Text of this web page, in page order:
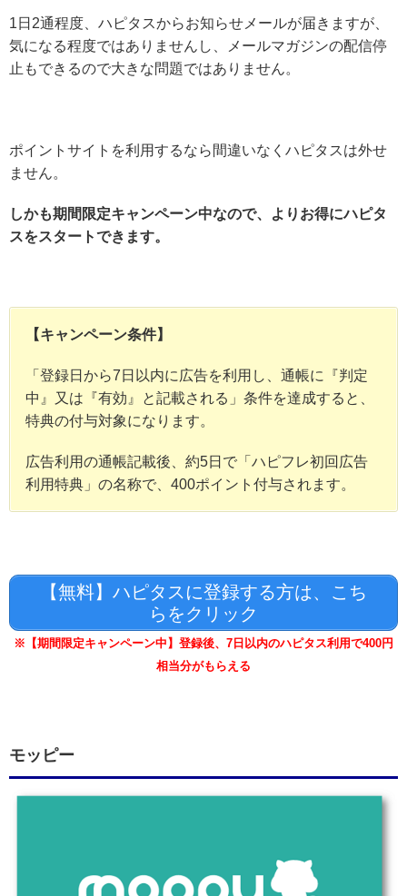
1日2通程度、ハピタスからお知らせメールが届きますが、
気になる程度ではありませんし、メールマガジンの配信停
止もできるので大きな問題ではありません。
ポイントサイトを利用するなら間違いなくハピタスは外せ
ません。
しかも期間限定キャンペーン中なので、よりお得にハピタ
スをスタートできます。
【キャンペーン条件】
「登録日から7日以内に広告を利用し、通帳に『判定
中』又は『有効』と記載される」条件を達成すると、
特典の付与対象になります。
広告利用の通帳記載後、約5日で「ハピフレ初回広告
利用特典」の名称で、400ポイント付与されます。
【無料】ハピタスに登録する方は、こち
らをクリック
※【期間限定キャンペーン中】登録後、7日以内のハピタス利用で400円
相当分がもらえる
モッピー